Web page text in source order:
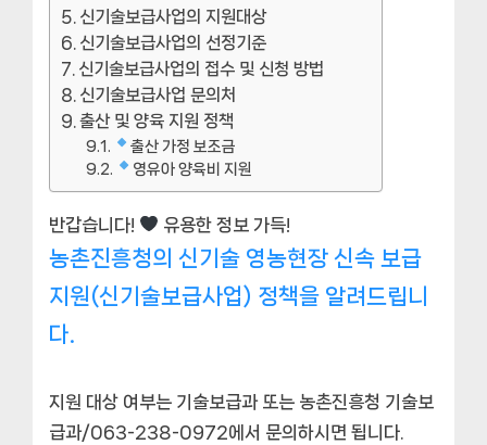
신기술보급사업의 지원대상
신기술보급사업의 선정기준
신기술보급사업의 접수 및 신청 방법
신기술보급사업 문의처
출산 및 양육 지원 정책
출산 가정 보조금
영유아 양육비 지원
반갑습니다! 유용한 정보 가득!
농촌진흥청의 신기술 영농현장 신속 보급
지원(신기술보급사업) 정책을 알려드립니
다.
지원 대상 여부는 기술보급과 또는 농촌진흥청 기술보
급과/063-238-0972에서 문의하시면 됩니다.